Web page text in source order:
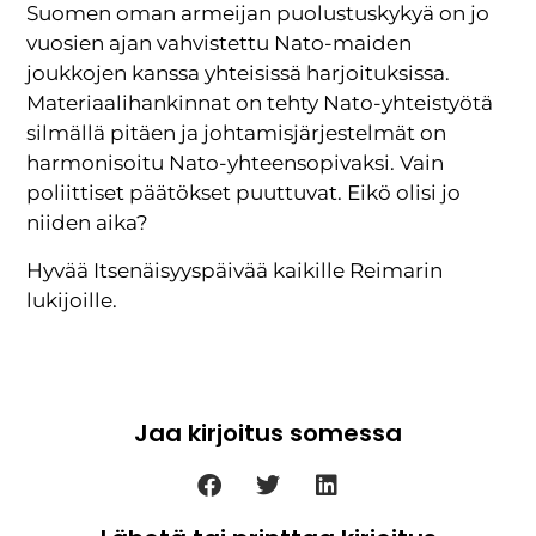
Suomen oman armeijan puolustuskykyä on jo
vuosien ajan vahvistettu Nato-maiden
joukkojen kanssa yhteisissä harjoituksissa.
Materiaalihankinnat on tehty Nato-yhteistyötä
silmällä pitäen ja johtamisjärjestelmät on
harmonisoitu Nato-yhteensopivaksi. Vain
poliittiset päätökset puuttuvat. Eikö olisi jo
niiden aika?
Hyvää Itsenäisyyspäivää kaikille Reimarin
lukijoille.
Jaa kirjoitus somessa